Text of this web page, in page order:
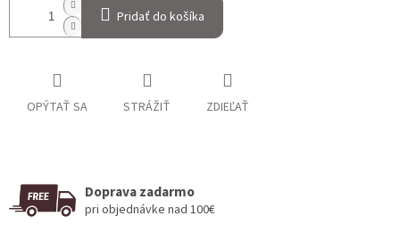
Pridať do košíka
OPÝTAŤ SA STRÁŽIŤ ZDIEĽAŤ
Doprava zadarmo
pri objednávke nad 100€